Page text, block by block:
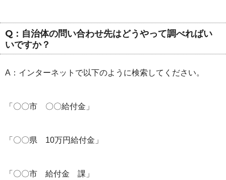
Q：自治体の問い合わせ先はどうやって調べればい
いですか？
A：インターネットで以下のように検索してください。
「〇〇市 〇〇給付金」
「〇〇県 10万円給付金」
「〇〇市 給付金 課」